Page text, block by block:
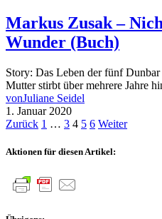
Markus Zusak –
Wunder (Buch)
Story: Das Leben der fünf
Mutter stirbt über mehrere Jahre
vonJuliane Seidel
1. Januar 2020
Seitennummerierung
der
Zurück 1 … 3 4 5 6 Weiter
Aktionen für diesen Artikel: